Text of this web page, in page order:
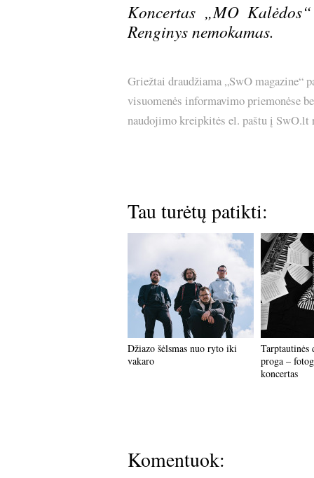
Koncertas „MO
Renginys nemokamas.
Griežtai draudžiama „SwO magazine“
visuomenės informavimo priemonėse
naudojimo kreipkitės el. paštu į
Tau turėtų patikti:
Džiazo šėlsmas nuo ryto iki
vakaro
Tarptautinės
proga –
koncertas
Komentuok: